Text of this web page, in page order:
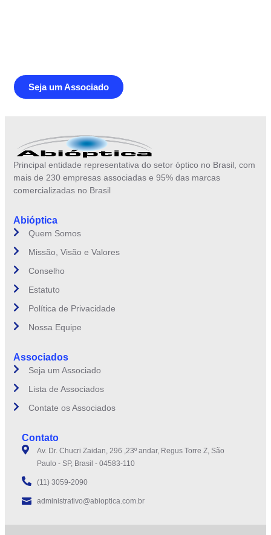
Seja um Associado
Principal entidade representativa do setor óptico no Brasil, com
mais de 230 empresas associadas e 95% das marcas
comercializadas no Brasil
Abióptica
Quem Somos
Missão, Visão e Valores
Conselho
Estatuto
Política de Privacidade
Nossa Equipe
Associados
Seja um Associado
Lista de Associados
Contate os Associados
Contato
Av. Dr. Chucri Zaidan, 296 ,23º andar, Regus Torre Z, São
Paulo - SP, Brasil - 04583-110
(11) 3059-2090
administrativo@abioptica.com.br